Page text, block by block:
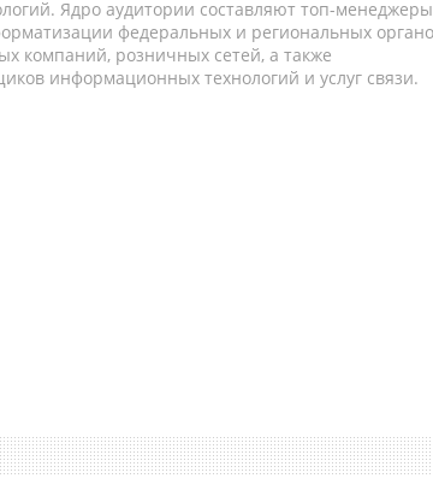
Ядро аудитории составляют топ-
федеральных и региональных
компаний, розничных сетей, а также
информационных технологий и услуг связи.